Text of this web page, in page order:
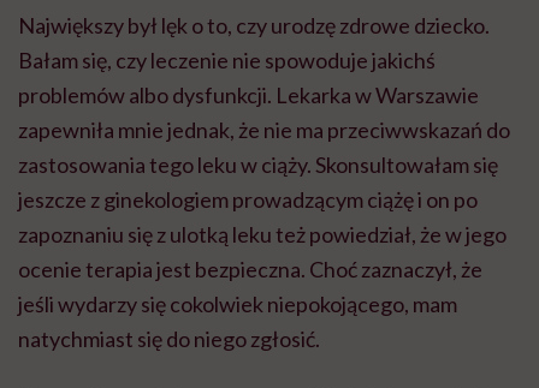
Największy był lęk o to, czy urodzę zdrowe dziecko.
Bałam się, czy leczenie nie spowoduje jakichś
problemów albo dysfunkcji. Lekarka w Warszawie
zapewniła mnie jednak, że nie ma przeciwwskazań do
zastosowania tego leku w ciąży. Skonsultowałam się
jeszcze z ginekologiem prowadzącym ciążę i on po
zapoznaniu się z ulotką leku też powiedział, że w jego
ocenie terapia jest bezpieczna. Choć zaznaczył, że
jeśli wydarzy się cokolwiek niepokojącego, mam
natychmiast się do niego zgłosić.